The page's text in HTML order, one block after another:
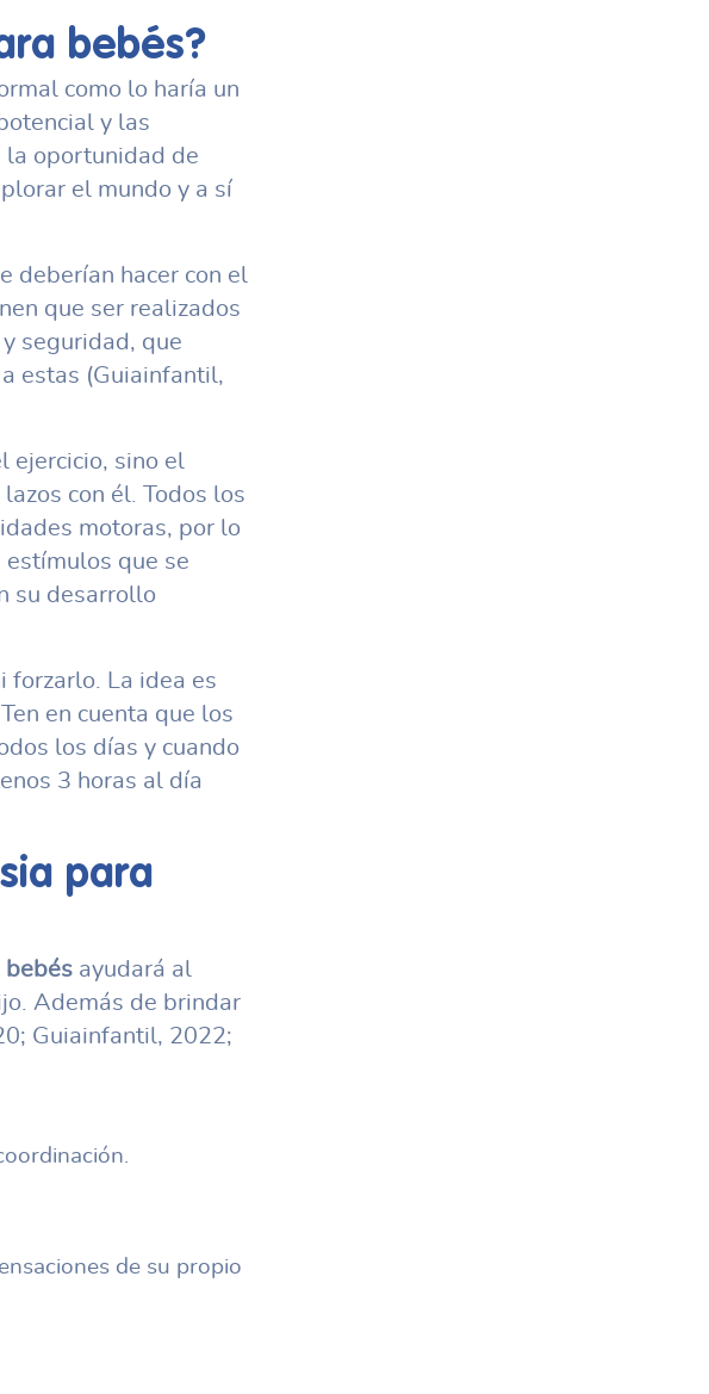
bebés?
como lo haría un
y las
la oportunidad de
el mundo y a sí
deberían hacer con el
que ser realizados
seguridad, que
estas (Guiainfantil,
ejercicio, sino el
con él. Todos los
motoras, por lo
que se
su desarrollo
forzarlo. La idea es
en cuenta que los
los días y cuando
3 horas al día
para
bebésayudará al
Además de brindar
Guiainfantil, 2022;
de su propio